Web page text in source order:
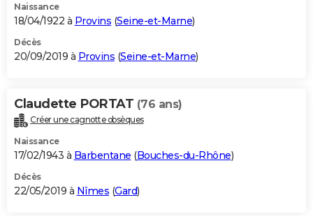
Naissance
18/04/1922 à Provins (Seine-et-Marne)
Décès
20/09/2019 à Provins (Seine-et-Marne)
Claudette PORTAT (76 ans)
Créer une cagnotte obsèques
Naissance
17/02/1943 à Barbentane (Bouches-du-Rhône)
Décès
22/05/2019 à Nîmes (Gard)